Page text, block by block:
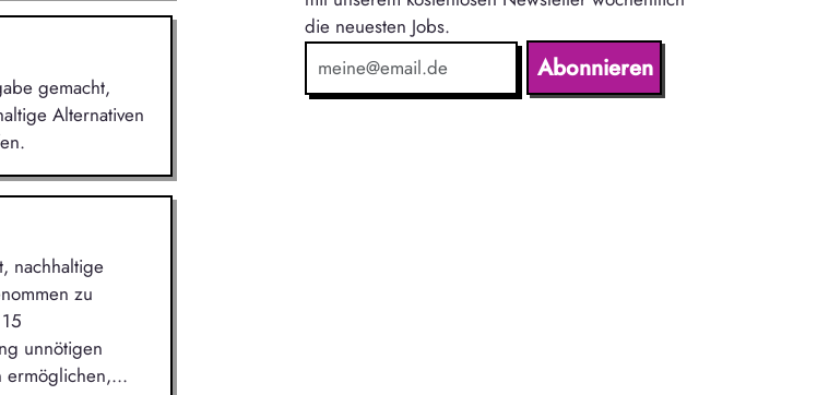
gemacht,
Alternativen
nachhaltige
zu
unnötigen
ermöglichen,...
die neuesten Jobs.
Abonnieren